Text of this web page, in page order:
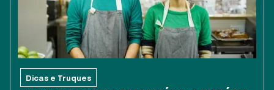
Dicas e Truques